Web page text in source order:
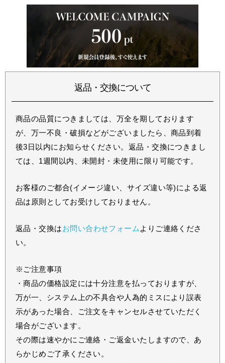
返品・交換について
商品の品質につきましては、万全を期しております
が、万一不良・破損などがございましたら、商品到着
後3日以内にお知らせください。返品・交換につきまし
ては、1週間以内、未開封・未使用に限り可能です。
お客様のご都合(イメージ違い、サイズ違い等)による返
品は原則としてお受けしておりません。
返品・交換はお問い合わせフォーム よりご連絡くださ
い。
※ご注意事項
・商品の価格設定には十分注意を払っておりますが、
万が一、システム上の不具合や人為的ミスにより誤表
示があった場合、ご注文をキャンセルさせていただく
場合がございます。
その際は速やかにご連絡・ご返金いたしますので、あ
らかじめご了承ください。